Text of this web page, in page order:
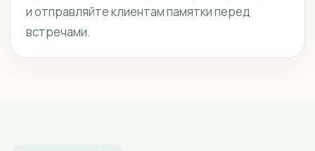
и отправляйте клиентам памятки перед
встречами.